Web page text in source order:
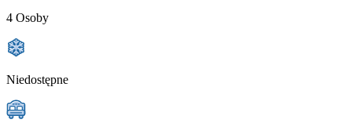
4 Osoby
Niedostępne